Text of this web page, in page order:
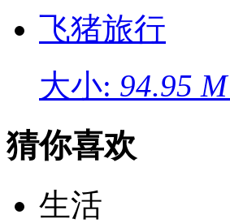
飞猪旅行
大小: 94.95 M
猜你喜欢
生活